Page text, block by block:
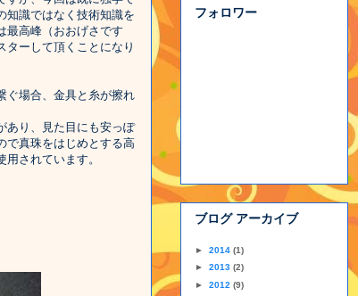
知識ではなく技術知識を
最高峰（おおげさです
ターして頂くことになり
ぐ場合、金具と糸が擦れ
あり、見た目にも安っぽ
で真珠をはじめとする高
されています。
フォロワー
ブログ アーカイブ
► 2014 (1)
► 2013 (2)
► 2012 (9)